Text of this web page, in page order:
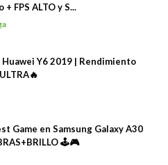
FPS ALTO y S...
Huawei Y6 2019 | Rendimiento
Game en Samsung Galaxy A30
🕹🎮